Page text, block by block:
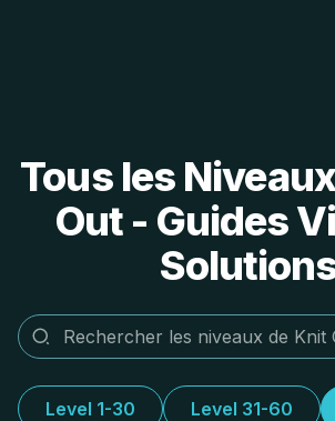
Tous les
Out - Guides
Level 1-30 Level 31-60